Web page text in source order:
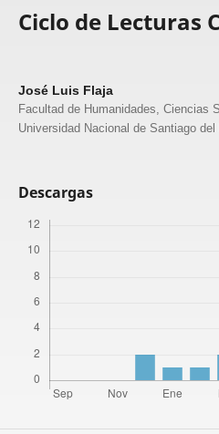
Ciclo de Lecturas
José Luis Flaja
Facultad de Humanidades, Ciencias
Universidad Nacional de Santiago del
Descargas